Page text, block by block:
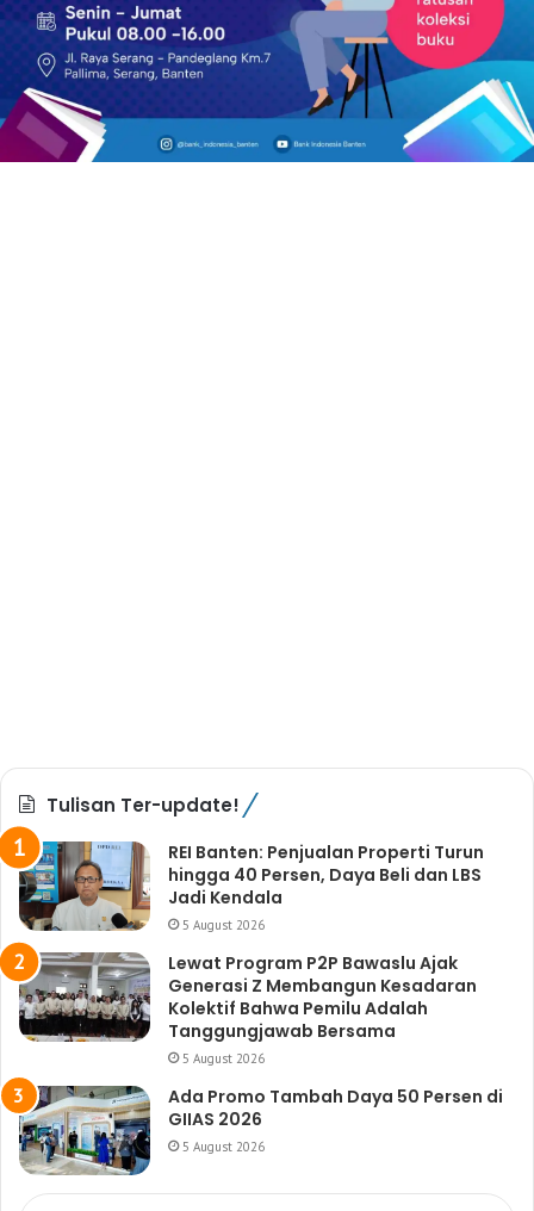
Tulisan Ter-update!
REI Banten: Penjualan Properti Turun
hingga 40 Persen, Daya Beli dan LBS
Jadi Kendala
5 August 2026
Lewat Program P2P Bawaslu Ajak
Generasi Z Membangun Kesadaran
Kolektif Bahwa Pemilu Adalah
Tanggungjawab Bersama
5 August 2026
Ada Promo Tambah Daya 50 Persen di
GIIAS 2026
5 August 2026